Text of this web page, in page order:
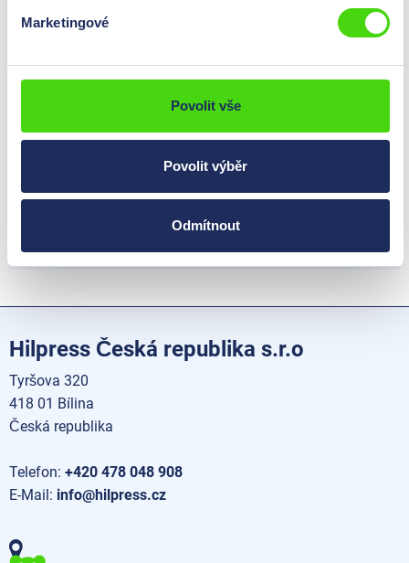
Marketingové
Povolit vše
Povolit výběr
Odmítnout
Hilpress Česká republika s.r.o
Tyršova 320
418 01 Bílina
Česká republika
Telefon: +420 478 048 908
E-Mail: info@hilpress.cz